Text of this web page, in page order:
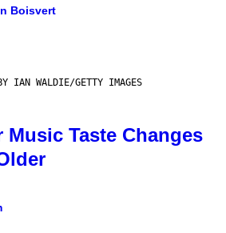
Boisvert
IAN WALDIE/GETTY IMAGES
Music Taste Changes